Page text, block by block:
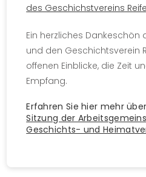
des Geschichstvereins
Ein herzliches Dankeschön
und den Geschichtsverein
offenen Einblicke, die Zeit
Empfang.
Erfahren Sie hier mehr
Sitzung der
Geschichts- und